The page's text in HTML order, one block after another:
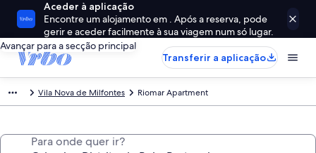
Aceder à aplicação
Encontre um alojamento em . Após a reserva, pode
gerir e aceder facilmente à sua viagem num só lugar.
Avançar para a secção principal
Transferir a aplicação
Vila Nova de Milfontes Riomar Apartment
Para onde quer ir?